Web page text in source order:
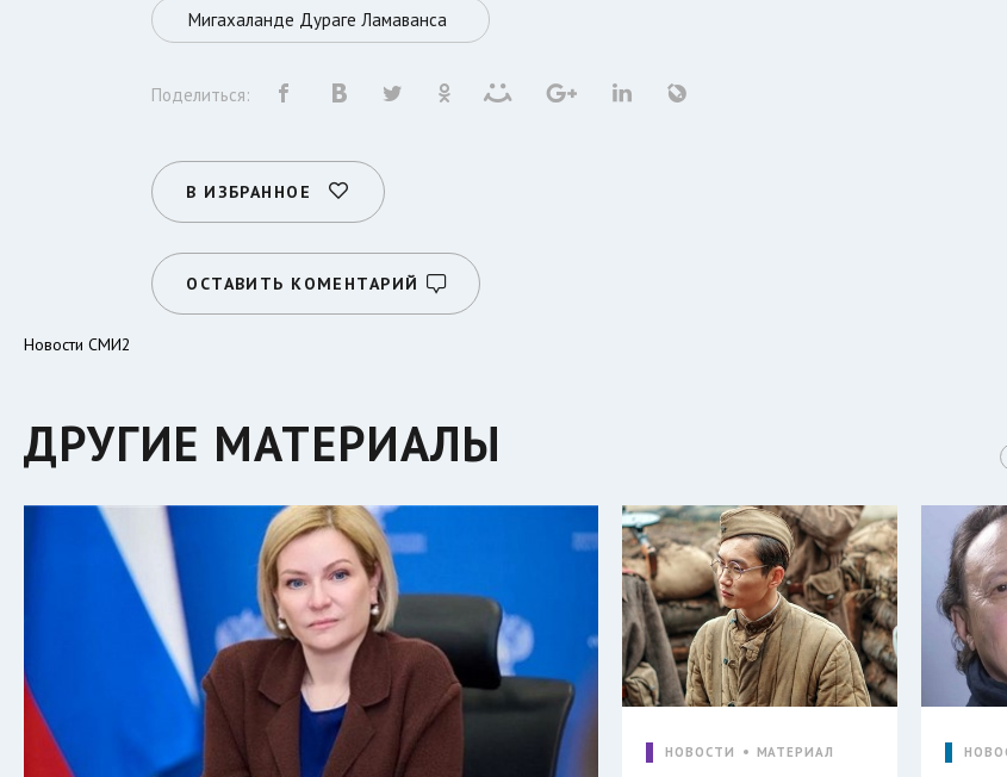
Мигахаланде Дураге Ламаванса
Поделиться:
В ИЗБРАННОЕ
ОСТАВИТЬ КОМЕНТАРИЙ
Новости СМИ2
ДРУГИЕ МАТЕРИАЛЫ
НОВОСТИ МАТЕРИАЛ